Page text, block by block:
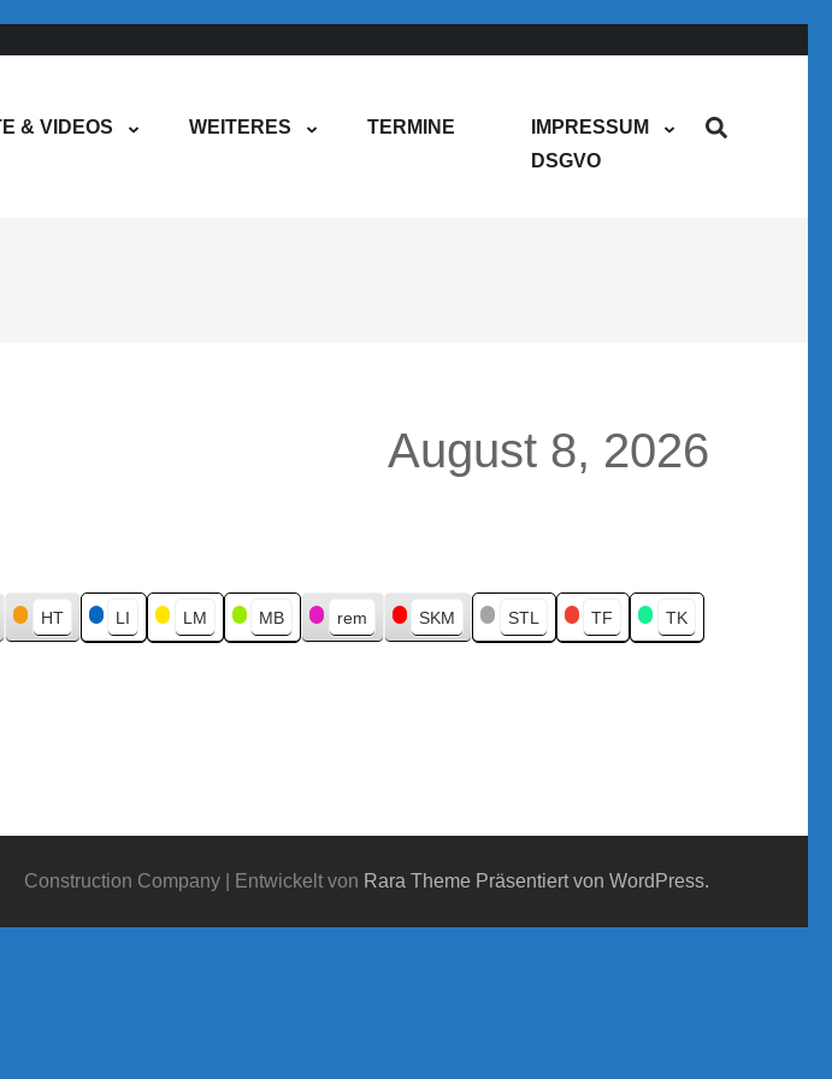
& VIDEOS WEITERES TERMINE
IMPRESSUM
DSGVO
August 8, 2026
HT LI LM MB rem SKM STL TF TK
Construction Company | Entwickelt von Rara Theme Präsentiert von WordPress.